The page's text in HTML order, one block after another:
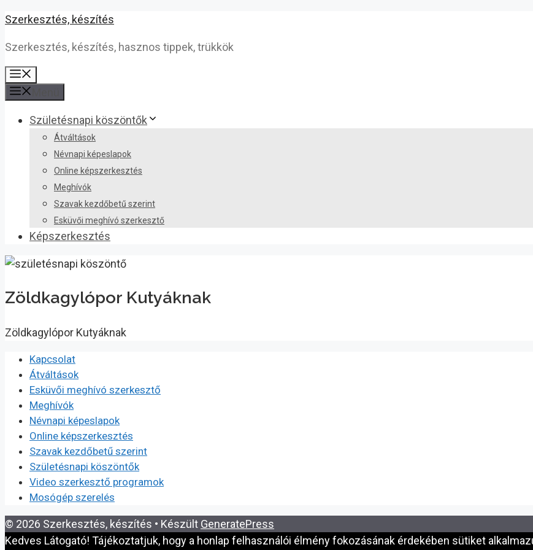
Kilépés
tartalomba
Szerkesztés, készítés
Szerkesztés, készítés, hasznos tippek, trükkök
Születésnapi köszöntők
Átváltások
Névnapi képeslapok
Online képszerkesztés
Meghívók
Szavak kezdőbetű szerint
Esküvői meghívó szerkesztő
Képszerkesztés
Zöldkagylópor Kutyáknak
Zöldkagylópor Kutyáknak
Kapcsolat
Átváltások
Esküvői meghívó szerkesztő
Meghívók
Névnapi képeslapok
Online képszerkesztés
Szavak kezdőbetű szerint
Születésnapi köszöntők
Video szerkesztő programok
Mosógép szerelés
© 2026 Szerkesztés, készítés • Készült GeneratePress
Kedves Látogató! Tájékoztatjuk, hogy a honlap felhasználói élmény fokozásának érdekében sütiket